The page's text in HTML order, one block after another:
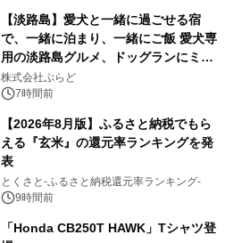
【淡路島】愛犬と一緒に過ごせる宿
で、一緒に泊まり、一緒にご飯 愛犬専
用の淡路島グルメ、ドッグランにミニ
プール グランピングとトレーラーハウ
スの2施設で
株式会社ぷらど
7時間前
【2026年8月版】ふるさと納税でもら
える『玄米』の還元率ランキングを発
表
とくさと-ふるさと納税還元率ランキング-
9時間前
「Honda CB250T HAWK」Tシャツ登